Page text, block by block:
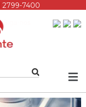
2799-7400